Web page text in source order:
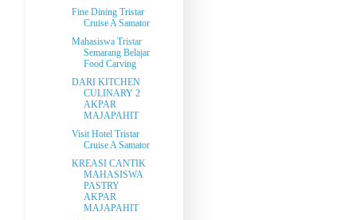
Fine Dining Tristar
Cruise A Samator
Mahasiswa Tristar
Semarang Belajar
Food Carving
DARI KITCHEN
CULINARY 2
AKPAR
MAJAPAHIT
Visit Hotel Tristar
Cruise A Samator
KREASI CANTIK
MAHASISWA
PASTRY
AKPAR
MAJAPAHIT